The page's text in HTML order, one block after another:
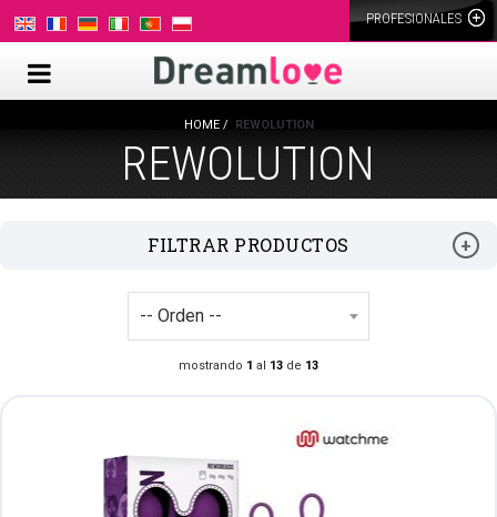
PROFESIONALES
HOME REWOLUTION
REWOLUTION
FILTRAR PRODUCTOS
mostrando 1 al 13 de 13